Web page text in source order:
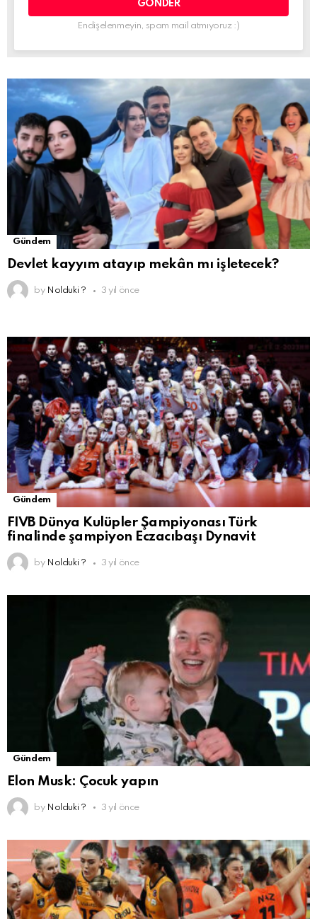
Endişelenmeyin, spam mail atmıyoruz :)
Gündem
Devlet kayyım atayıp mekân mı işletecek?
by Nolduki ? 3 yıl önce
Gündem
FIVB Dünya Kulüpler Şampiyonası Türk
finalinde şampiyon Eczacıbaşı Dynavit
by Nolduki ? 3 yıl önce
Gündem
Elon Musk: Çocuk yapın
by Nolduki ? 3 yıl önce